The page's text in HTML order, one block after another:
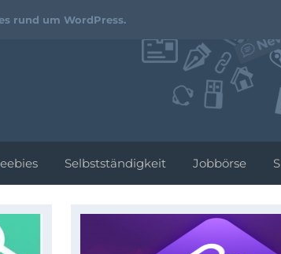
rund um WordPress.
Selbstständigkeit Jobbörse